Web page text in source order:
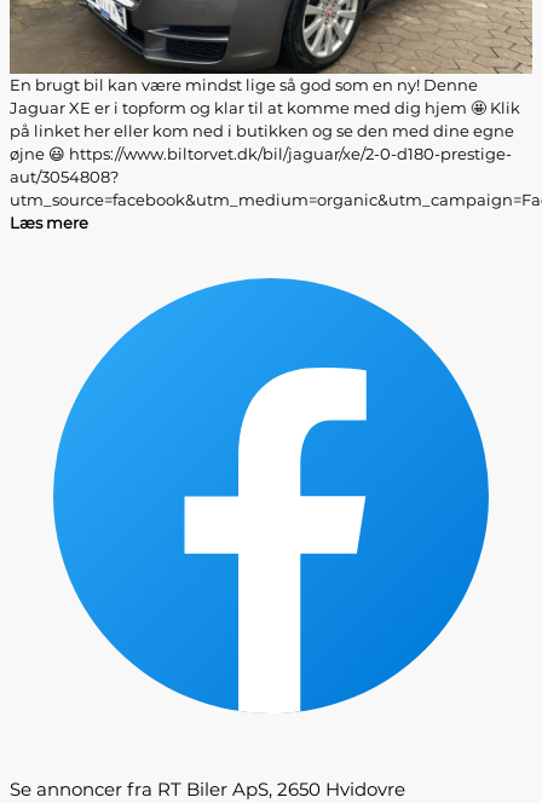
En brugt bil kan være mindst lige så god som en ny! Denne
Jaguar XE er i topform og klar til at komme med dig hjem 🤩 Klik
på linket her eller kom ned i butikken og se den med dine egne
øjne 😃 https://www.biltorvet.dk/bil/jaguar/xe/2-0-d180-prestige-
aut/3054808?
Læs mere
Se annoncer fra RT Biler ApS, 2650 Hvidovre